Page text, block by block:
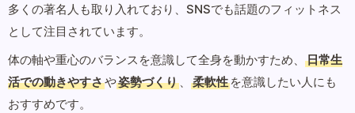
多くの著名人も取り入れており、SNSでも話題のフィットネス
として注目されています。
体の軸や重心のバランスを意識して全身を動かすため、
日常生
活での動きやすさや姿勢づくり 、 柔軟性 を意識したい人にも
おすすめです。